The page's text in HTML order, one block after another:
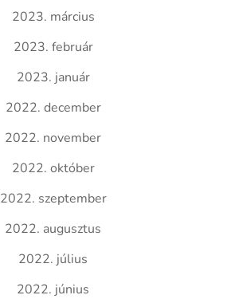
2023. március
2023. február
2023. január
2022. december
2022. november
2022. október
2022. szeptember
2022. augusztus
2022. július
2022. június